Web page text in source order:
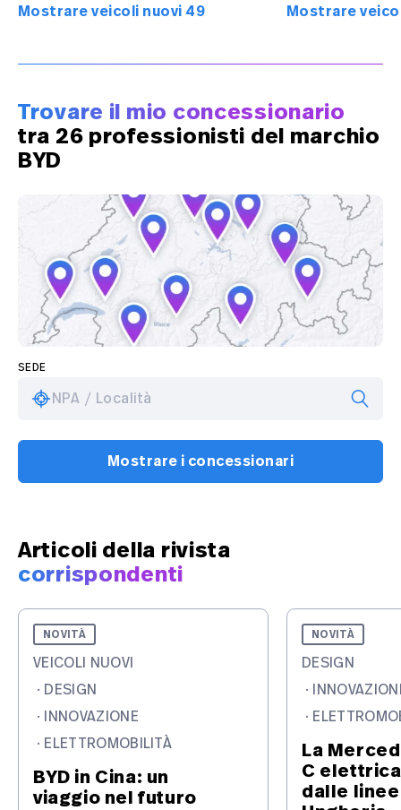
Mostrare veicoli nuovi 49 Mostrare
Trovare il mio concessionario
tra 26 professionisti del marchio
BYD
SEDE
NPA / Località
Mostrare i concessionari
Articoli della rivista
corrispondenti
NOVITÀ
VEICOLI NUOVI
· DESIGN
· INNOVAZIONE
· ELETTROMOBILITÀ
BYD in Cina: un
viaggio nel futuro
NOVITÀ
DESIGN
·
·
La
C
dalle